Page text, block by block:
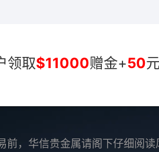
领取$11000赠金+50
前，华信贵金属请阁下仔细阅